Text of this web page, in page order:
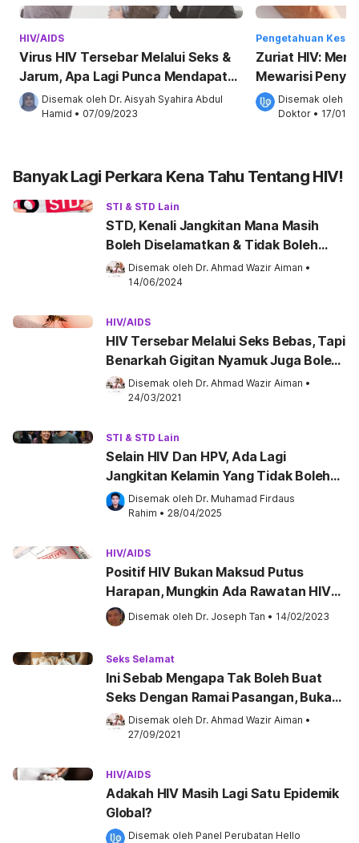
HIV/AIDS
Virus HIV Tersebar Melalui Seks &
Jarum, Apa Lagi Punca Mendapat
AIDS?Disemak oleh Dr. Aisyah Syahira Abdul
Hamid • 07/09/2023
Pengetahuan
Zuriat HIV:
Mewarisi
Ibu Disemak oleh
Doktor • 17/01/
Banyak Lagi Perkara Kena Tahu Tentang HIV!
STI & STD Lain
STD, Kenali Jangkitan Mana Masih
Boleh Diselamatkan & Tidak Boleh
Disembuhkan!
Disemak oleh Dr. Ahmad Wazir Aiman •
14/06/2024
HIV/AIDS
HIV Tersebar Melalui Seks Bebas, Tapi
Benarkah Gigitan Nyamuk Juga Boleh
Sebarkan Virus Ini?
Disemak oleh Dr. Ahmad Wazir Aiman •
24/03/2021
STI & STD Lain
Selain HIV Dan HPV, Ada Lagi
Jangkitan Kelamin Yang Tidak Boleh
Sembuh, Menakutkan!
Disemak oleh Dr. Muhamad Firdaus
Rahim • 28/04/2025
HIV/AIDS
Positif HIV Bukan Maksud Putus
Harapan, Mungkin Ada Rawatan HIV
Boleh Cuba!
Disemak oleh Dr. Joseph Tan • 14/02/2023
Seks Selamat
Ini Sebab Mengapa Tak Boleh Buat
Seks Dengan Ramai Pasangan, Bukan
Sebab HIV Sahaja!
Disemak oleh Dr. Ahmad Wazir Aiman •
27/09/2021
HIV/AIDS
Adakah HIV Masih Lagi Satu Epidemik
Global?
Disemak oleh Panel Perubatan Hello